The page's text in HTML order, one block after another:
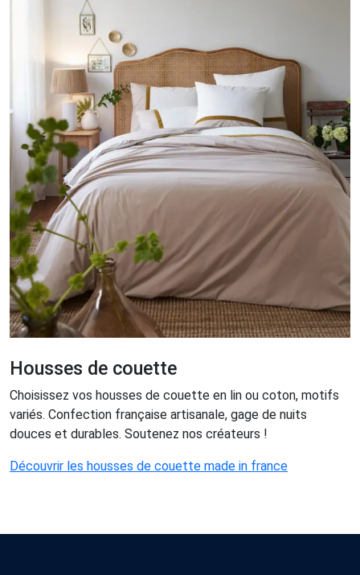
Housses de couette
Choisissez vos housses de couette en lin ou coton, motifs
variés. Confection française artisanale, gage de nuits
douces et durables. Soutenez nos créateurs !
Découvrir les housses de couette made in france